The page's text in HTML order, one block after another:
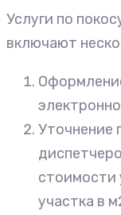
Услуги по
включают
Уточнение
стоимости
участка в